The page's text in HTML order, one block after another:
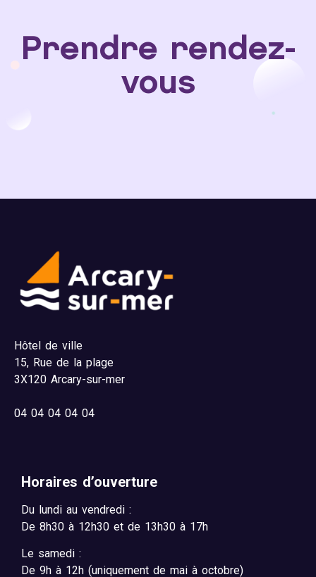
Prendre rendez-
vous
Hôtel de ville
15, Rue de la plage
3X120 Arcary-sur-mer
04 04 04 04 04
Horaires d’ouverture
Du lundi au vendredi :
De 8h30 à 12h30 et de 13h30 à 17h
Le samedi :
De 9h à 12h (uniquement de mai à octobre)